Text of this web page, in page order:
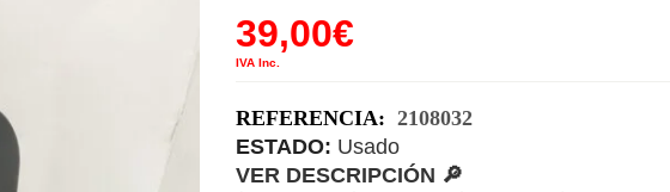
39,00€
IVA Inc.
REFERENCIA: 2108032
ESTADO: Usado
VER DESCRIPCIÓN 🔎